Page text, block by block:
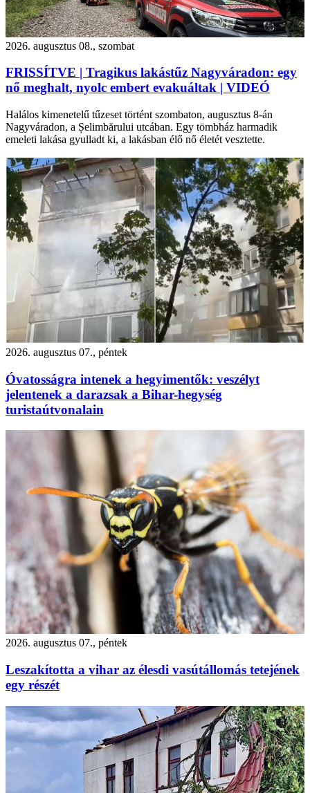
2026. augusztus 08., szombat
FRISSÍTVE | Tragikus lakástűz Nagyváradon: egy
nő meghalt, nyolc embert evakuáltak | VIDEÓ
Halálos kimenetelű tűzeset történt szombaton, augusztus 8-án
Nagyváradon, a Șelimbărului utcában. Egy tömbház harmadik
emeleti lakása gyulladt ki, a lakásban élő nő életét vesztette.
2026. augusztus 07., péntek
Óvatosságra intenek a hegyimentők: veszélyt
jelentenek a darazsak a Bihar-hegység
turistaútvonalain
2026. augusztus 07., péntek
Leszakította a vihar az élesdi vasútállomás tetejének
egy részét